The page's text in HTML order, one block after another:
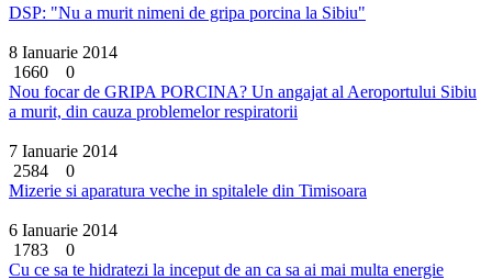
DSP: "Nu a murit nimeni de gripa porcina la Sibiu"
8 Ianuarie 2014
1660
0
Nou focar de GRIPA PORCINA? Un angajat al Aeroportului Sibiu
a murit, din cauza problemelor respiratorii
7 Ianuarie 2014
2584
0
Mizerie si aparatura veche in spitalele din Timisoara
6 Ianuarie 2014
1783
0
Cu ce sa te hidratezi la inceput de an ca sa ai mai multa energie